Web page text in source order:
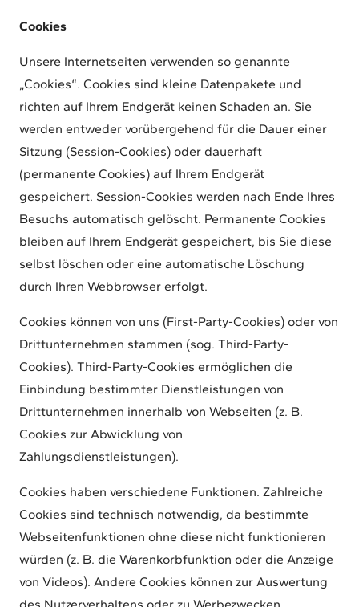
Cookies
Unsere Internetseiten verwenden so genannte
„Cookies“. Cookies sind kleine Datenpakete und
richten auf Ihrem Endgerät keinen Schaden an. Sie
werden entweder vorübergehend für die Dauer einer
Sitzung (Session-Cookies) oder dauerhaft
(permanente Cookies) auf Ihrem Endgerät
gespeichert. Session-Cookies werden nach Ende Ihres
Besuchs automatisch gelöscht. Permanente Cookies
bleiben auf Ihrem Endgerät gespeichert, bis Sie diese
selbst löschen oder eine automatische Löschung
durch Ihren Webbrowser erfolgt.
Cookies können von uns (First-Party-Cookies) oder von
Drittunternehmen stammen (sog. Third-Party-
Cookies). Third-Party-Cookies ermöglichen die
Einbindung bestimmter Dienstleistungen von
Drittunternehmen innerhalb von Webseiten (z. B.
Cookies zur Abwicklung von
Zahlungsdienstleistungen).
Cookies haben verschiedene Funktionen. Zahlreiche
Cookies sind technisch notwendig, da bestimmte
Webseitenfunktionen ohne diese nicht funktionieren
würden (z. B. die Warenkorbfunktion oder die Anzeige
von Videos). Andere Cookies können zur Auswertung